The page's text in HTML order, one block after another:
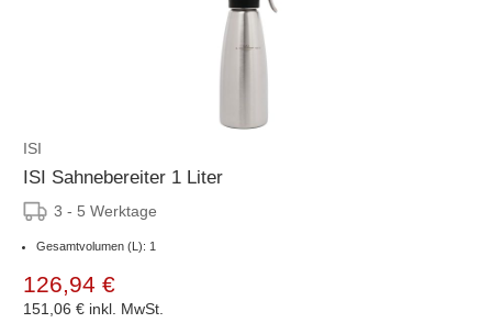
ISI
ISI Sahnebereiter 1 Liter
3 - 5 Werktage
Gesamtvolumen (L): 1
126,94 €
151,06 € inkl. MwSt.